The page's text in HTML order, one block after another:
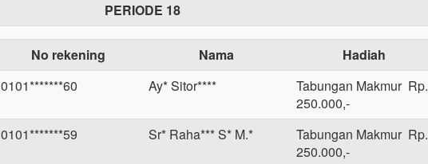
PERIODE 18
No rekening Nama
Hadiah
0101*******60 Ay* Sitor****
Tabungan Makmur Rp.
250.000,-
0101*******59 Sr* Raha*** S* M.*
Tabungan Makmur Rp.
250.000,-